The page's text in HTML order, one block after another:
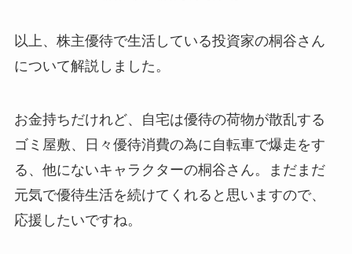
以上、株主優待で生活している投資家の桐谷さん
について解説しました。
お金持ちだけれど、自宅は優待の荷物が散乱する
ゴミ屋敷、日々優待消費の為に自転車で爆走をす
る、他にないキャラクターの桐谷さん。まだまだ
元気で優待生活を続けてくれると思いますので、
応援したいですね。